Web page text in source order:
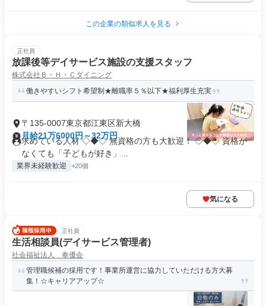
この企業の類似求人を見る
正社員
放課後等デイサービス施設の支援スタッフ
株式会社Ｂ・Ｈ・Ｃダイニング
働きやすいシフト希望制★離職率５％以下★福利厚生充実
〒135-0007東京都江東区新大橋
月給21万6000円～32万円
求めている人材 ◇◆◇ 無資格の方も大歓迎！ ◇◆◇ 資格が
なくても「子どもが好き」...
業界未経験歓迎 +20個
気になる
正社員
生活相談員(デイサービス管理者)
社会福祉法人 奉優会
管理職候補の採用です！事業所運営に協力していただける方大募
集！☆キャリアアップ☆